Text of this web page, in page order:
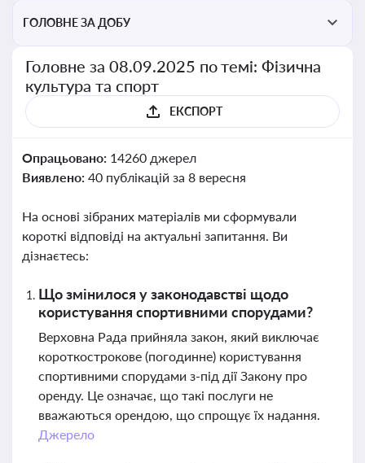
ГОЛОВНЕ ЗА ДОБУ
Головне за 08.09.2025 по темі: Фізична
культура та спорт
ЕКСПОРТ
Опрацьовано: 14260 джерел
Виявлено: 40 публікацій за 8 вересня
На основі зібраних матеріалів ми сформували
короткі відповіді на актуальні запитання. Ви
дізнаєтесь:
Що змінилося у законодавстві щодо
користування спортивними спорудами?
Верховна Рада прийняла закон, який виключає
короткострокове (погодинне) користування
спортивними спорудами з-під дії Закону про
оренду. Це означає, що такі послуги не
вважаються орендою, що спрощує їх надання.
Джерело